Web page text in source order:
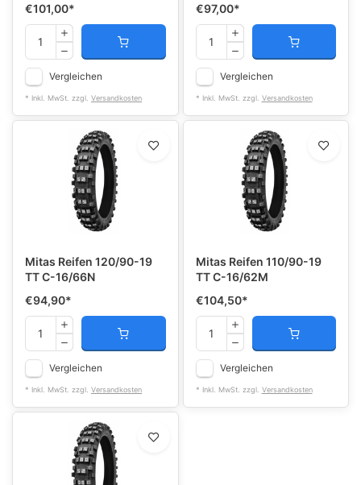
€101,00*
Vergleichen
* Inkl. MwSt. zzgl. Versandkosten
€97,00*
Vergleichen
* Inkl. MwSt. zzgl. Versandkosten
Mitas Reifen 120/90-19
TT C-16/66N
€94,90*
Vergleichen
* Inkl. MwSt. zzgl. Versandkosten
Mitas Reifen 110/90-19
TT C-16/62M
€104,50*
Vergleichen
* Inkl. MwSt. zzgl. Versandkosten